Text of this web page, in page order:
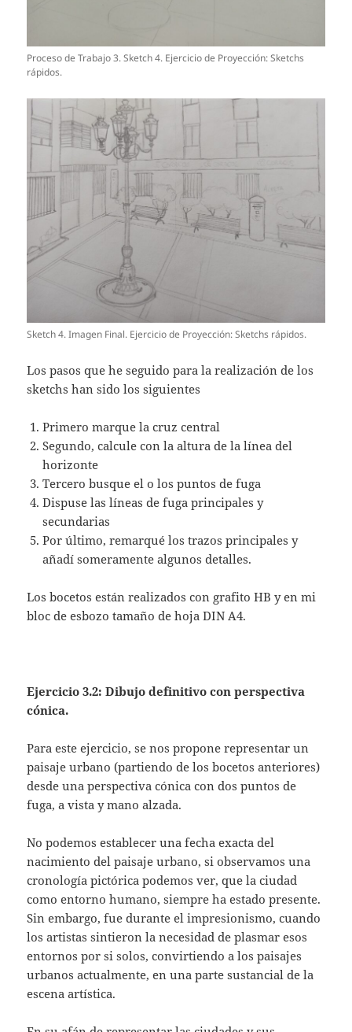
Proceso de Trabajo 3. Sketch 4. Ejercicio de Proyección: Sketchs
rápidos.
Sketch 4. Imagen Final. Ejercicio de Proyección: Sketchs rápidos.
Los pasos que he seguido para la realización de los
sketchs han sido los siguientes
Primero marque la cruz central
Segundo, calcule con la altura de la línea del
horizonte
Tercero busque el o los puntos de fuga
Dispuse las líneas de fuga principales y
secundarias
Por último, remarqué los trazos principales y
añadí someramente algunos detalles.
Los bocetos están realizados con grafito HB y en mi
bloc de esbozo tamaño de hoja DIN A4.
Ejercicio 3.2: Dibujo definitivo con perspectiva
cónica.
Para este ejercicio, se nos propone representar un
paisaje urbano (partiendo de los bocetos anteriores)
desde una perspectiva cónica con dos puntos de
fuga, a vista y mano alzada.
No podemos establecer una fecha exacta del
nacimiento del paisaje urbano, si observamos una
cronología pictórica podemos ver, que la ciudad
como entorno humano, siempre ha estado presente.
Sin embargo, fue durante el impresionismo, cuando
los artistas sintieron la necesidad de plasmar esos
entornos por si solos, convirtiendo a los paisajes
urbanos actualmente, en una parte sustancial de la
escena artística.